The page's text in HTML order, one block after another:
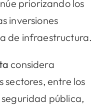
priorizando los
inversiones
de infraestructura.
considera
sectores, entre los
pública,